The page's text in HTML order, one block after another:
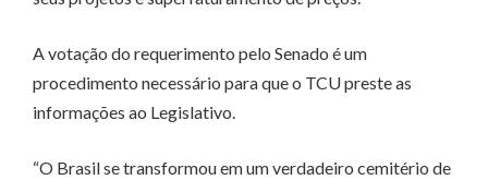
A votação do requerimento pelo Senado é um
procedimento necessário para que o TCU preste as
informações ao Legislativo.
“O Brasil se transformou em um verdadeiro cemitério de